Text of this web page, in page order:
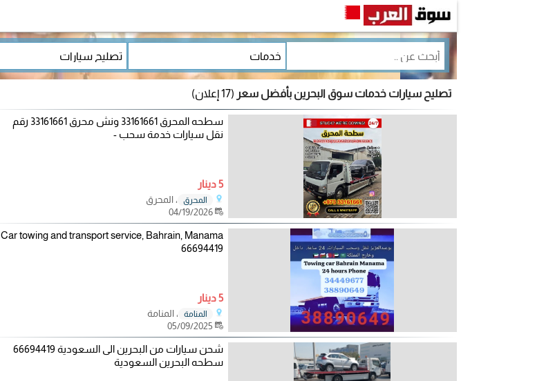
تصليح سيارات خدمات سوق البحرين بأفضل سعر (17 إعلان)
سطحه المحرق 33161661 ونش محرق 33161661 رقم
نقل سيارات خدمة سحب -
5 دينار
المحرق
، المحرق
04/19/2026
Car towing and transport service, Bahrain, Manama
66694419
5 دينار
المنامة
، المنامة
شحن سيارات من البحرين الى السعودية 66694419
سطحه البحرين السعودية